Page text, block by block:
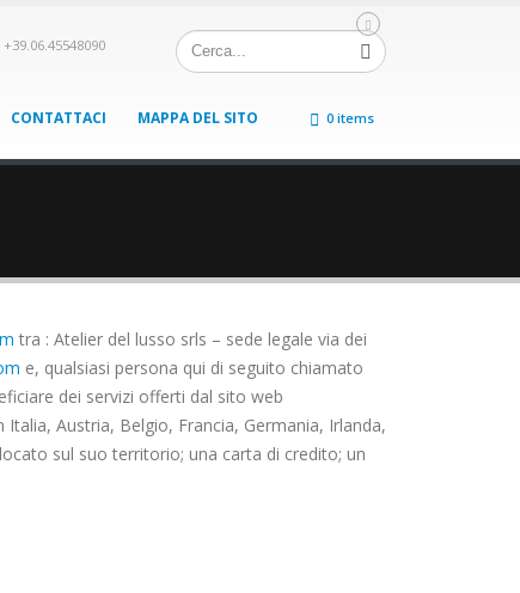
+39.06.45548090
CONTATTACI MAPPA DEL SITO 0 items
tra : Atelier del lusso srls – sede legale via dei
e, qualsiasi persona qui di seguito chiamato
dei servizi offerti dal sito web
Austria, Belgio, Francia, Germania, Irlanda,
sul suo territorio; una carta di credito; un